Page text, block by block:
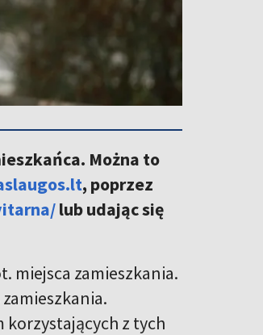
Można to
, poprzez
lub udając się
miejsca zamieszkania.
z tych